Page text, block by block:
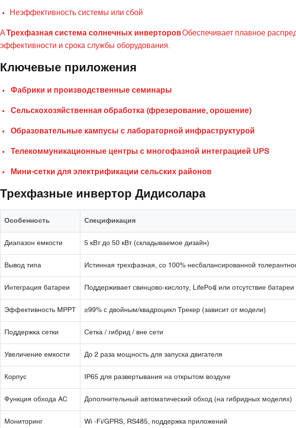
Неэффективность системы или сбой
А Трехфазная система солнечных инверторовОбеспечивает плавное
эффективности и срока службы оборудования.
Ключевые приложения
Фабрики и производственные семинары
Сельскохозяйственная обработка (фрезерование, орошение)
Образовательные кампусы с лабораторной инфраструктурой
Телекоммуникационные центры с многофазной интеграцией UPS
Мини-сетки для электрификации сельских районов
Трехфазные инвертор Дидисолара
Особенность Спецификация
Диапазон емкости 5 кВт до 50 кВт (складываемое дизайн)
Вывод типа Истинная трехфазная, со 100% несбалансированной
Интеграция батареи Поддерживает свинцово-кислоту, LifePo₄ или отсутствие
Эффективность MPPT ≥99% с двойным/квадроцикл Трекер (зависит от модели)
Поддержка сетки Сетка / гибрид / вне сети
Увеличение емкости До 2 раза мощность для запуска двигателя
Корпус IP65 для развертывания на открытом воздухе
Функция обхода AC Дополнительный автоматический обход (на гибридных моделях)
Мониторинг Wi -Fi/GPRS, RS485, поддержка приложений